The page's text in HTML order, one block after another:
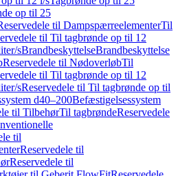
op til 25
til DampspærreelementerTil
til Til tagbrønde op til 12
sBrandbeskyttelseBrandbeskyttelse
Reservedele til NødoverløbTil
til Til tagbrønde op til 12
sReservedele til Til tagbrønde op til
d40–200Befæstigelsessystem
til TilbehørTil tagbrøndeReservedele
til
Reservedele til
Reservedele til